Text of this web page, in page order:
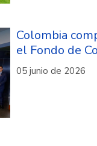
Colombia
el Fondo de
05 junio de 2026